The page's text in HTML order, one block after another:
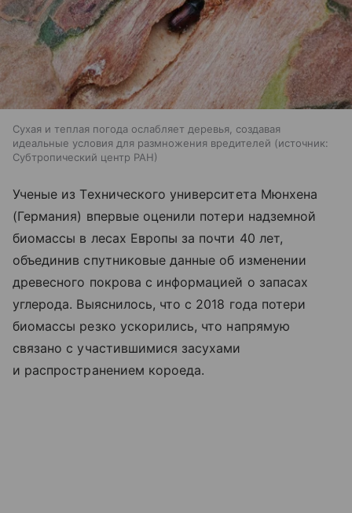
Сухая и теплая погода ослабляет деревья, создавая
идеальные условия для размножения вредителей
источник:
Субтропический центр РАН
Ученые из Технического университета Мюнхена
(Германия) впервые оценили потери надземной
биомассы в лесах Европы за почти 40 лет,
объединив спутниковые данные об изменении
древесного покрова с информацией о запасах
углерода. Выяснилось, что с 2018 года потери
биомассы резко ускорились, что напрямую
связано с участившимися засухами
и распространением короеда.